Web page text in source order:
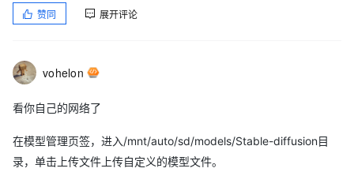
赞同 展开评论
vohelon
看你自己的网络了
在模型管理页签，进入/mnt/auto/sd/models/Stable-diffusion目
录，单击上传文件上传自定义的模型文件。